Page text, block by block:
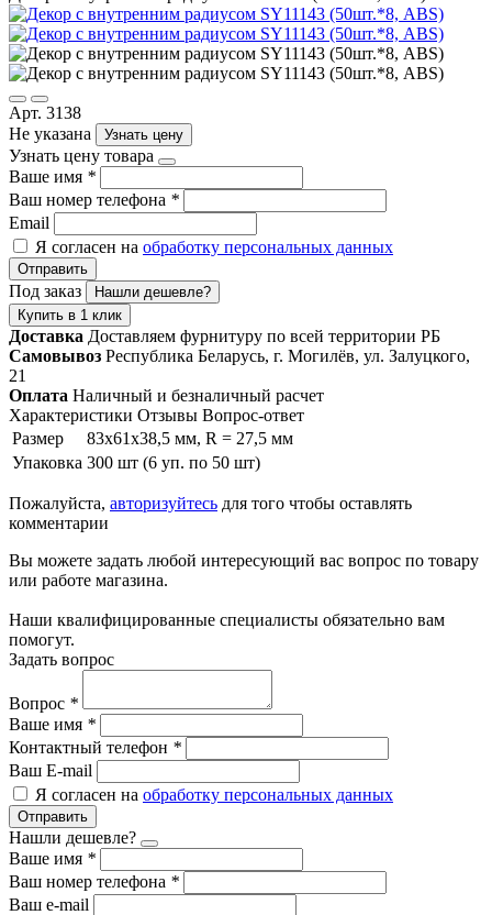
Арт. 3138
Не указана
Узнать цену
Узнать цену товара
Ваше имя *
Ваш номер телефона *
Email
Я согласен на обработку персональных данных
Отправить
Под заказ
Нашли дешевле?
Купить в 1 клик
Доставка Доставляем фурнитуру по всей территории РБ
Самовывоз Республика Беларусь, г. Могилёв, ул. Залуцкого,
21
Оплата Наличный и безналичный расчет
Характеристики Отзывы Вопрос-ответ
Размер
83х61х38,5 мм, R = 27,5 мм
Упаковка 300 шт (6 уп. по 50 шт)
Пожалуйста, авторизуйтесь для того чтобы оставлять
комментарии
Вы можете задать любой интересующий вас вопрос по товару
или работе магазина.
Наши квалифицированные специалисты обязательно вам
помогут.
Задать вопрос
Вопрос *
Ваше имя *
Контактный телефон *
Ваш E-mail
Я согласен на обработку персональных данных
Отправить
Нашли дешевле?
Ваше имя *
Ваш номер телефона *
Ваш e-mail